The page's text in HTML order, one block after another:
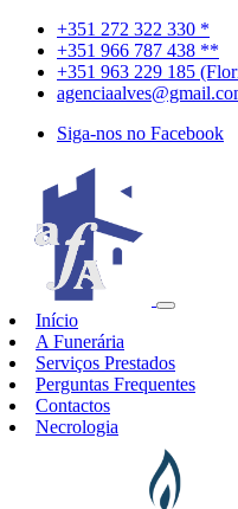
+351 272 322 330 *
+351 966 787 438 **
+351 963 229 185
Siga-nos no Facebook
Início
A Funerária
Serviços Prestados
Perguntas Frequentes
Contactos
Necrologia